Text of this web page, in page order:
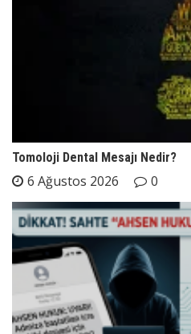
Tomoloji Dental Mesajı Nedir?
6 Ağustos 2026 0